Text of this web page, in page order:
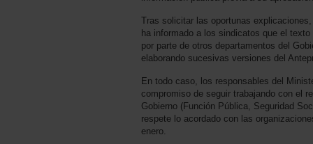
Tras solicitar las oportunas
ha informado a los sindicatos que el
por parte de otros departamentos del
elaborando sucesivas versiones del
En todo caso, los responsables del
compromiso de seguir trabajando con el
Gobierno (Función Pública, Seguridad
respete lo acordado con las
enero.